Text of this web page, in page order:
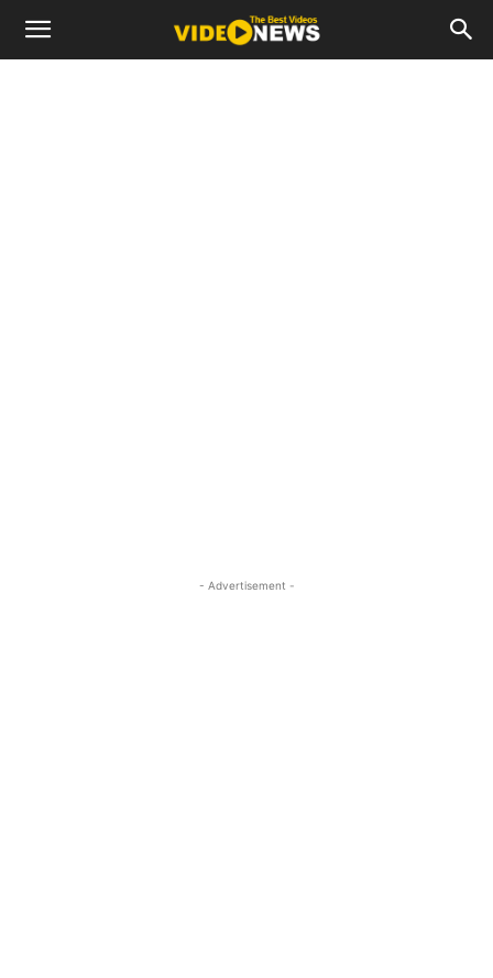
- Advertisement -